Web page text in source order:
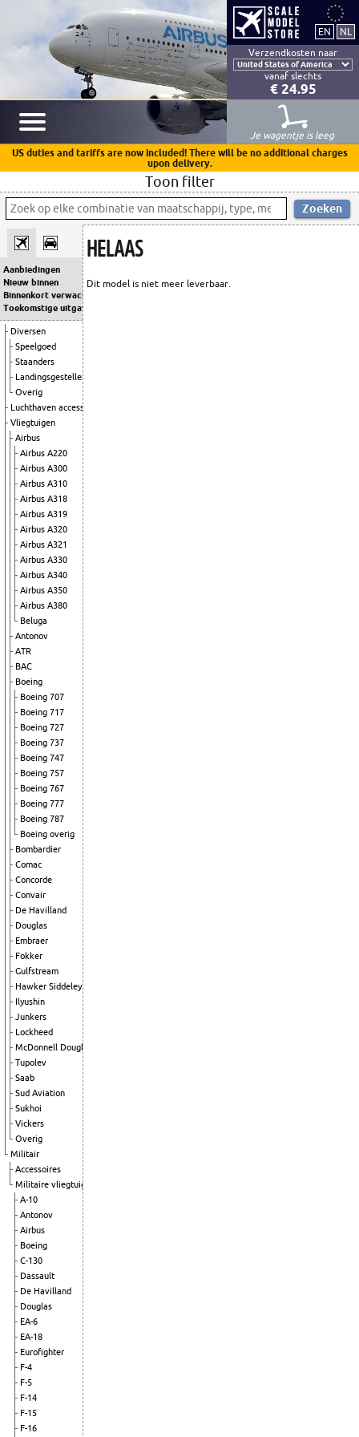
Verzendkosten naar
vanaf slechts
€ 24.95
Je wagentje is leeg
US duties and tariffs are now included! There will be no additional charges
upon delivery.
Toon filter
Aanbiedingen
Nieuw binnen
Binnenkort verwacht
Toekomstige uitgaven
Diversen
Speelgoed
Staanders
Landingsgestellen
Overig
Luchthaven accessoires
Vliegtuigen
Airbus
Airbus A220
Airbus A300
Airbus A310
Airbus A318
Airbus A319
Airbus A320
Airbus A321
Airbus A330
Airbus A340
Airbus A350
Airbus A380
Beluga
Antonov
ATR
BAC
Boeing
Boeing 707
Boeing 717
Boeing 727
Boeing 737
Boeing 747
Boeing 757
Boeing 767
Boeing 777
Boeing 787
Boeing overig
Bombardier
Comac
Concorde
Convair
De Havilland
Douglas
Embraer
Fokker
Gulfstream
Hawker Siddeley
Ilyushin
Junkers
Lockheed
McDonnell Douglas
Tupolev
Saab
Sud Aviation
Sukhoi
Vickers
Overig
Militair
Accessoires
Militaire vliegtuigen
A-10
Antonov
Airbus
Boeing
C-130
Dassault
De Havilland
Douglas
EA-6
EA-18
Eurofighter
F-4
F-5
F-14
F-15
F-16
HELAAS
Dit model is niet meer leverbaar.